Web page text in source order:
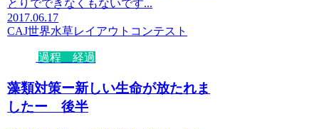
とりでできなくもないです...
2017.06.17
CAJ世界水草レイアウトコンテスト
過程 経過
藻類対策ー新しい生命が放たれま
したー 後半